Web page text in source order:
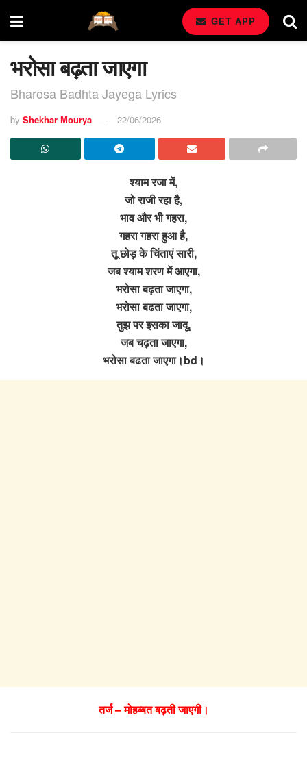
GET APP
भरोसा बढ़ता जाएगा
Bharosa Badhta Jayega Lyrics
by Shekhar Mourya 22/06/2026
श्याम रजा में,
जो राजी रहा है,
भाव और भी गहरा,
गहरा गहरा हुआ है,
तू छोड़ के चिंताएं सारी,
जब श्याम शरण में आएगा,
भरोसा बढ़ता जाएगा,
भरोसा बढता जाएगा,
तुझ पर इसका जादू,
जब चढ़ता जाएगा,
भरोसा बढता जाएगा।bd।
तर्ज – मोहब्बत बढ़ती जाएगी।